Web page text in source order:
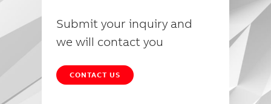
Submit your inquiry and
we will contact you
CONTACT US